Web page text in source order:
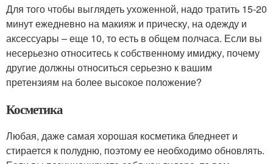
Для того чтобы выглядеть ухоженной, надо тратить 15-20
минут ежедневно на макияж и прическу, на одежду и
аксессуары – еще 10, то есть в общем полчаса. Если вы
несерьезно относитесь к собственному имиджу, почему
другие должны относиться серьезно к вашим
претензиям на более высокое положение?
Косметика
Любая, даже самая хорошая косметика бледнеет и
стирается к полудню, поэтому ее необходимо обновлять.